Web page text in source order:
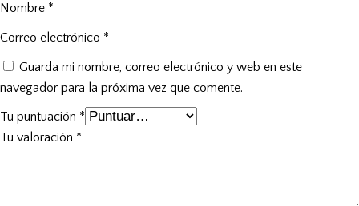
Nombre *
Correo electrónico *
Guarda mi nombre, correo electrónico y web en este
navegador para la próxima vez que comente.
Tu puntuación *
Tu valoración *